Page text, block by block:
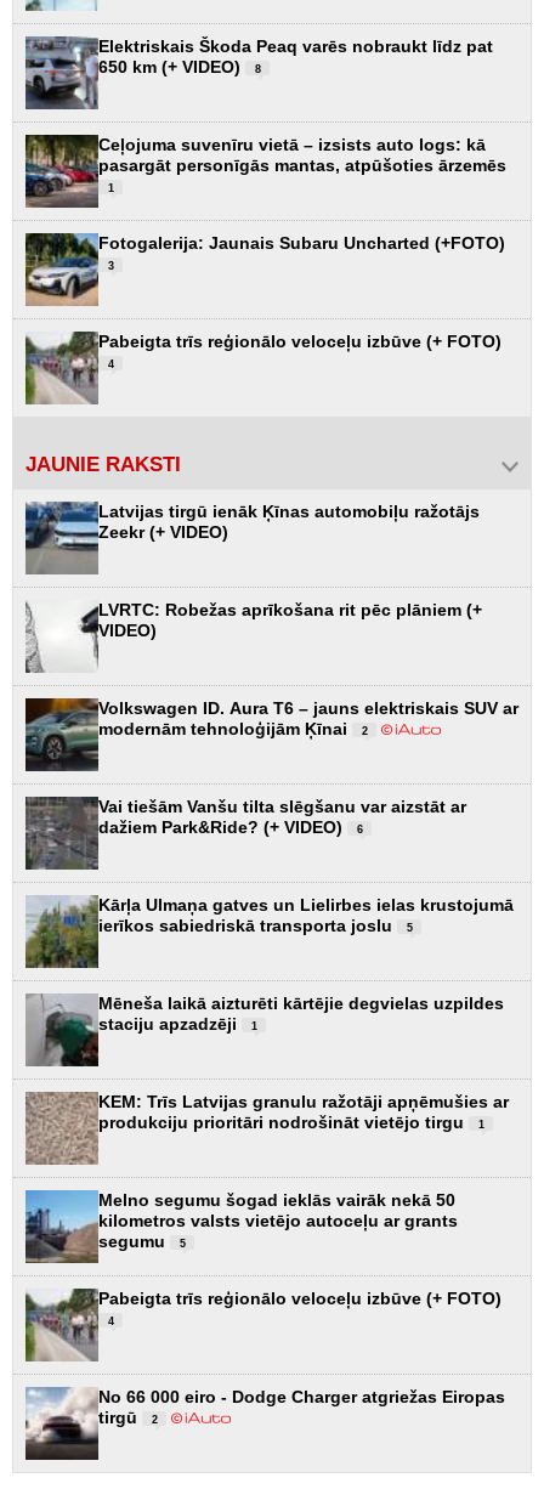
Elektriskais Škoda Peaq varēs nobraukt līdz pat
650 km (+ VIDEO)
8
Ceļojuma suvenīru vietā – izsists auto logs: kā
pasargāt personīgās mantas, atpūšoties ārzemēs
1
Fotogalerija: Jaunais Subaru Uncharted (+FOTO)
3
Pabeigta trīs reģionālo veloceļu izbūve (+ FOTO)
4
JAUNIE RAKSTI
Latvijas tirgū ienāk Ķīnas automobiļu ražotājs
Zeekr (+ VIDEO)
LVRTC: Robežas aprīkošana rit pēc plāniem (+
VIDEO)
Volkswagen ID. Aura T6 – jauns elektriskais SUV ar
modernām tehnoloģijām Ķīnai
2
Vai tiešām Vanšu tilta slēgšanu var aizstāt ar
dažiem Park&Ride? (+ VIDEO)
6
Kārļa Ulmaņa gatves un Lielirbes ielas krustojumā
ierīkos sabiedriskā transporta joslu
5
Mēneša laikā aizturēti kārtējie degvielas uzpildes
staciju apzadzēji
1
KEM: Trīs Latvijas granulu ražotāji apņēmušies ar
produkciju prioritāri nodrošināt vietējo tirgu
1
Melno segumu šogad ieklās vairāk nekā 50
kilometros valsts vietējo autoceļu ar grants
segumu
5
Pabeigta trīs reģionālo veloceļu izbūve (+ FOTO)
4
No 66 000 eiro - Dodge Charger atgriežas Eiropas
tirgū
2